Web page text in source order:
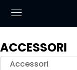
ACCESSORI
Accessori